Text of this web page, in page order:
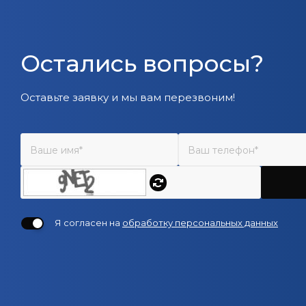
Остались вопросы?
Оставьте заявку и мы вам перезвоним!
Я согласен на обработку персональных данных